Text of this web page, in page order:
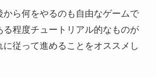
から何をやるのも自由なゲームで
る程度チュートリアル的なものが
に従って進めることをオススメし